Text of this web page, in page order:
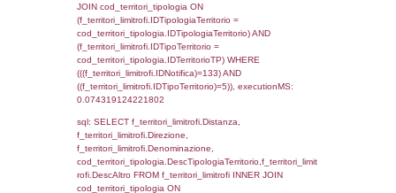
0.00059795379638672
sql: SELECT el_regioni.Regione,
el_comuni.Comune,
f_confini INNER JOIN ((el_comuni INNER
ON el_comuni.IstProvincia =
INNER JOIN el_regioni ON
el_regioni.IstRegione) ON
el_comuni.IstComune WHERE
(((f_confini.IDNotifica)=133));, executionMS: